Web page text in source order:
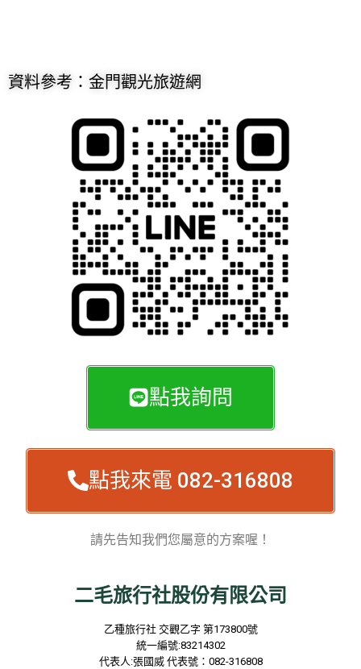
資料參考：金門觀光旅遊網
點我詢問
點我來電 082-316808
請先告知我們您屬意的方案喔！
二毛旅行社股份有限公司
乙種旅行社 交觀乙字 第173800號
統一編號:83214302
代表人:張國威 代表號： 082-316808